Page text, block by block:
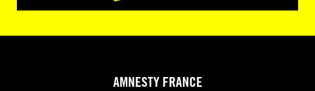
AMNESTY FRANCE